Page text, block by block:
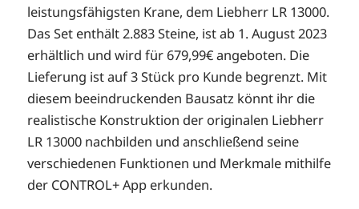
leistungsfähigsten Krane, dem Liebherr LR 13000.
Das Set enthält 2.883 Steine, ist ab 1. August 2023
erhältlich und wird für 679,99€ angeboten. Die
Lieferung ist auf 3 Stück pro Kunde begrenzt. Mit
diesem beeindruckenden Bausatz könnt ihr die
realistische Konstruktion der originalen Liebherr
LR 13000 nachbilden und anschließend seine
verschiedenen Funktionen und Merkmale mithilfe
der CONTROL+ App erkunden.